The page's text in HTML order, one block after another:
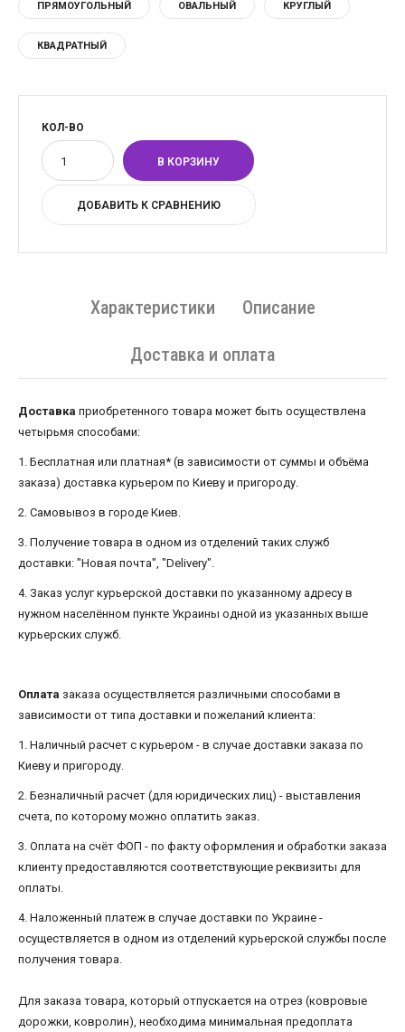
ПРЯМОУГОЛЬНЫЙ ОВАЛЬНЫЙ КРУГЛЫЙ
КВАДРАТНЫЙ
КОЛ-ВО
ДОБАВИТЬ К СРАВНЕНИЮ
Характеристики Описание
Доставка и оплата
Доставка приобретенного товара может быть осуществлена ​​
четырьмя способами:
1. Бесплатная или платная* (в зависимости от суммы и объёма
заказа) доставка курьером по Киеву и пригороду.
2. Самовывоз в городе Киев.
3. Получение товара в одном из отделений таких служб
доставки: "Новая почта", "Delivery".
4. Заказ услуг курьерской доставки по указанному адресу в
нужном населённом пункте Украины одной из указанных выше
курьерских служб.
Оплата заказа осуществляется различными способами в
зависимости от типа доставки и пожеланий клиента:
1. Наличный расчет с курьером - в случае доставки заказа по
Киеву и пригороду.
2. Безналичный расчет (для юридических лиц) - выставления
счета, по которому можно оплатить заказ.
3. Оплата на счёт ФОП - по факту оформления и обработки заказа
клиенту предоставляются соответствующие реквизиты для
оплаты.
4. Наложенный платеж в случае доставки по Украине -
осуществляется в одном из отделений курьерской службы после
получения товара.
Для заказа товара, который отпускается на отрез (ковровые
дорожки, ковролин), необходима минимальная предоплата